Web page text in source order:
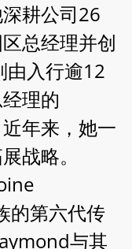
耕公司26
总经理并创
由入行逾12
理的
年来，她一
战略。
的第六代传
与其